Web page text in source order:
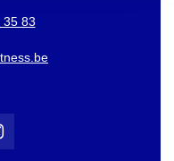
35 83